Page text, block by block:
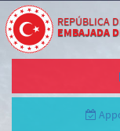
REPÚBLICA
EMBAJADA